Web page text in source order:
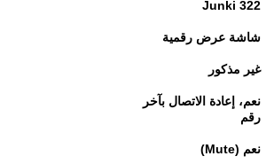
Junki 322
شاشة عرض رقمية
غير مذكور
نعم، إعادة الاتصال بآخر
رقم
نعم (Mute)